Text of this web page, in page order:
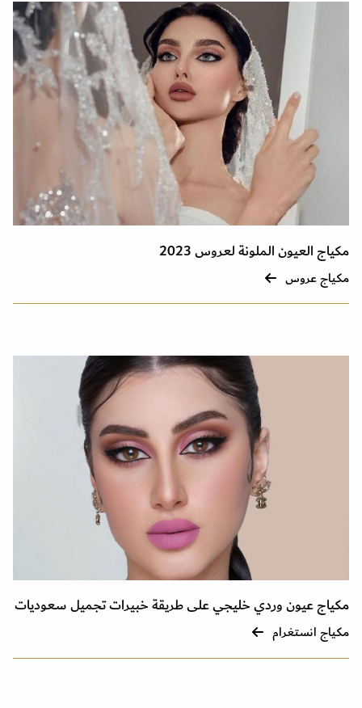
مكياج العيون الملونة لعروس 2023
مكياج عروس
مكياج عيون وردي خليجي على طريقة خبيرات تجميل سعوديات
مكياج انستغرام